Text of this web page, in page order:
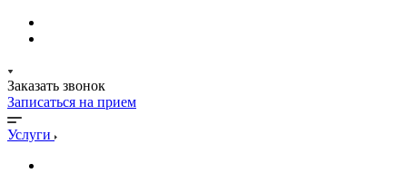
Заказать звонок
Записаться на прием
Услуги